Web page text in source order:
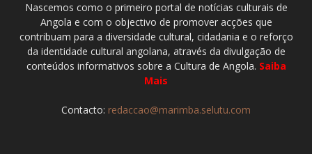
Nascemos como o primeiro portal de notícias culturais de
Angola e com o objectivo de promover acções que
contribuam para a diversidade cultural, cidadania e o reforço
da identidade cultural angolana, através da divulgação de
conteúdos informativos sobre a Cultura de Angola. Saiba
Mais
Contacto: redaccao@marimba.selutu.com